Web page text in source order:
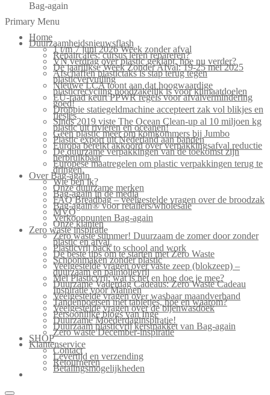
Bag-again
Primary Menu
Home
Duurzaamheidsnieuwsflash
1 t/m 7 juni 2026 Week zonder afval
Repaircafés: cursus leren repareren?
VN verdrag over plastic geklapt, hoe nu verder?
De jaarlijkse Week Zonder Afval: 19-25 mei 2025
Afschaffen plastictaks is stap terug tegen
plasticvervuiling
Nieuwe LCA toont aan dat hoogwaardige
plasticrecycling noodzakelijk is voor klimaatdoelen
EU-raad keurt PPWR regels voor afvalvermindering
goed!
Droppie statiegeldmachine accepteert zak vol blikjes en
flesjes
Sinds 2019 viste The Ocean Clean-up al 10 miljoen kg
plastic uit rivieren en oceanen!
Geen plastic meer om komkommers bij Jumbo
Plastic export uit Nederland aan banden
Europa bereikt akkoord over verpakkingsafval reductie
De duurzame verpakkingen van de toekomst zijn
herbruikbaar
Europese maatregelen om plastic verpakkingen terug te
dringen.
Over Bag-again
Wie ben ik?
Onze duurzame merken
Bag-again in de media
FAQ Breadbag – veelgestelde vragen over de broodzak
Bag-again® voor retailers/wholesale
MVO
Verkooppunten Bag-again
Onze klanten
Zero waste inspiratie
Zero waste summer! Duurzaam de zomer door zonder
plastic en afval.
Plasticvrij back to school and work
De beste tips om te starten met Zero Waste
Schoonmaken zonder plastic
Veelgestelde vragen over vaste zeep (blokzeep) –
duurzaam en palmolievrij
Mei Plasticvrij: wat is het en hoe doe je mee?
Duurzame Vaderdag Cadeaus: Zero Waste Cadeau
Inspiratie voor Mannen
Veelgestelde vragen over wasbaar maandverband
Tandenpoetsen met tabletjes, hoe en waarom?
Veelgestelde vragen over de bijenwasdoek
Persoonlijke blogs van Inge
Duurzame Moederdaginspiratie!
Duurzaam plasticvrij kerstpakket van Bag-again
Zero waste December-inspiratie
SHOP
Klantenservice
Contact
Levertijd en verzending
Retourneren
Betalingsmogelijkheden